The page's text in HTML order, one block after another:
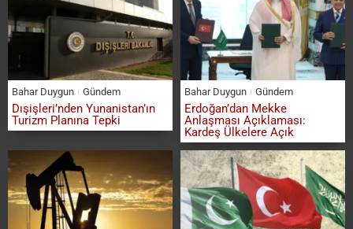
Bahar Duygun Gündem
Dışişleri’nden Yunanistan’ın
Turizm Planına Tepki
Bahar Duygun Gündem
Erdoğan’dan Mekke
Anlaşması Açıklaması:
Kardeş Ülkelere Açık